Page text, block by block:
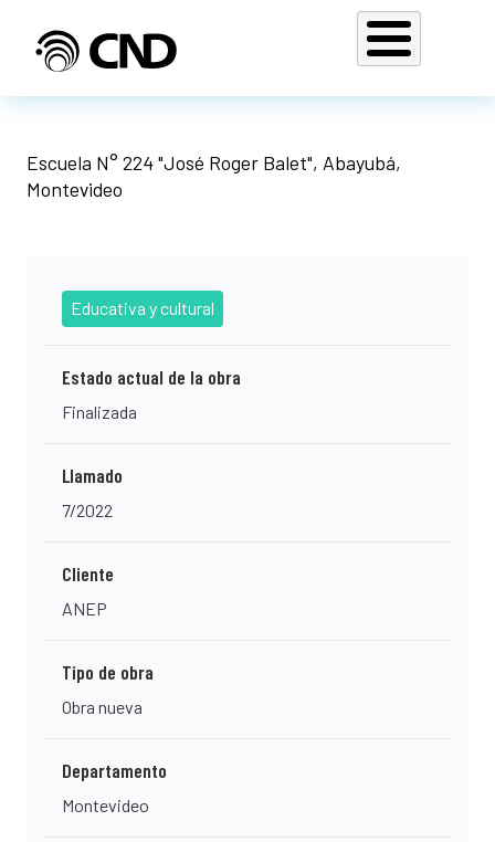
Escuela N° 224 "José Roger Balet", Abayubá,
Montevideo
Educativa y cultural
Estado actual de la obra
Finalizada
Llamado
7/2022
Cliente
ANEP
Tipo de obra
Obra nueva
Departamento
Montevideo